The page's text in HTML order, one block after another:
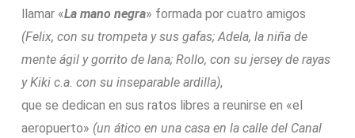
llamar «La mano negra» formada por cuatro amigos
(Felix, con su trompeta y sus gafas; Adela, la niña de
mente ágil y gorrito de lana; Rollo, con su jersey de rayas
y Kiki c.a. con su inseparable ardilla),
que se dedican en sus ratos libres a reunirse en «el
aeropuerto» (un ático en una casa en la calle del Canal